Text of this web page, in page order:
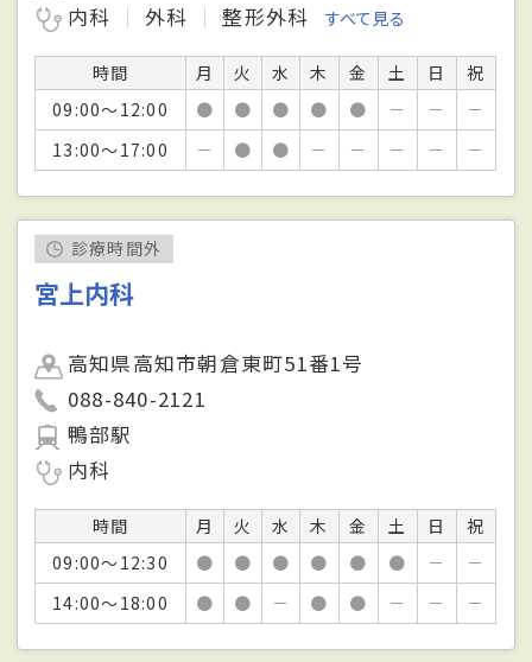
内科
外科 整形外科 すべて見る
時間 月 火 水 木 金 土 日
祝
09:00～12:00
● ● ● ● ● － －
－
13:00～17:00
－ ● ● － － － － －
診療時間外
宮上内科
高知県高知市朝倉東町51番1号
088-840-2121
鴨部駅
内科
時間 月 火 水 木 金 土 日
祝
09:00～12:30
● ● ● ● ● ● －
－
14:00～18:00
● ● － ● ● － － －